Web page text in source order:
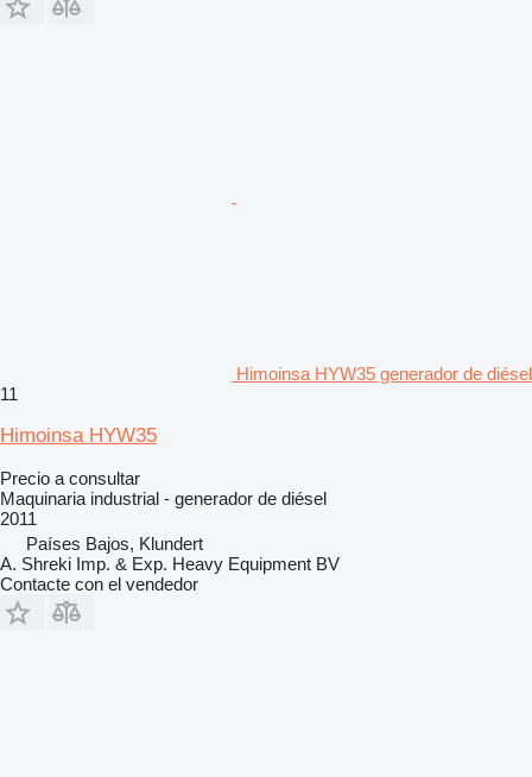
Himoinsa HYW35 generador de diésel
11
Himoinsa HYW35
Precio a consultar
Maquinaria industrial - generador de diésel
2011
Países Bajos, Klundert
A. Shreki Imp. & Exp. Heavy Equipment BV
Contacte con el vendedor